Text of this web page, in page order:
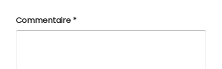
Commentaire *